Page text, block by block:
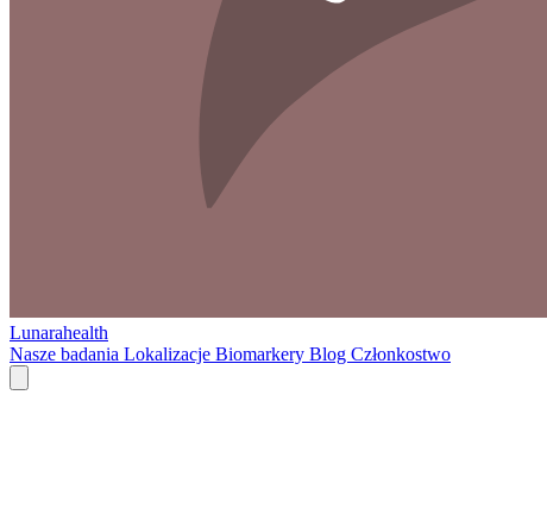
Lunarahealth
Nasze badania Lokalizacje Biomarkery Blog Członkostwo